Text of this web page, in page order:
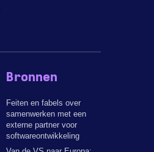
Bronnen
Feiten en fabels over
samenwerken met een
externe partner voor
softwareontwikkeling